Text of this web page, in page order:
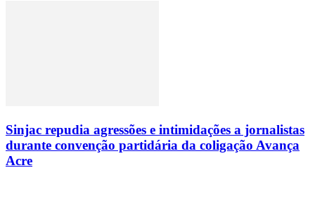
Sinjac repudia agressões e intimidações a jornalistas
durante convenção partidária da coligação Avança
Acre